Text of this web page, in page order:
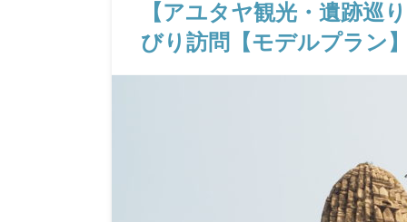
【アユタヤ観光・遺跡巡
びり訪問【モデルプラン